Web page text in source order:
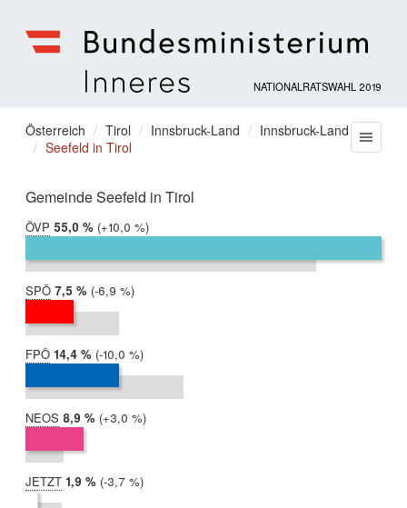
für
Inneres
NATIONALRATSWAHL 2019
Sie
befinden
hier:
Österreich Tirol Innsbruck-Land
Innsbruck-Land
Seefeld in Tirol
Gemeinde Seefeld in Tirol
ÖVP 2019:
55,0 %
2017:
44,9 %
Differenz:
+10,0 %
SPÖ 2019:
7,5 %
2017:
14,4 %
Differenz:
-6,9 %
FPÖ 2019:
14,4 %
2017:
24,4 %
Differenz:
-10,0 %
NEOS 2019:
8,9 %
2017:
5,9 %
Differenz:
+3,0 %
JETZT 2019:
1,9 %
2017:
5,6 %
Differenz:
-3,7 %